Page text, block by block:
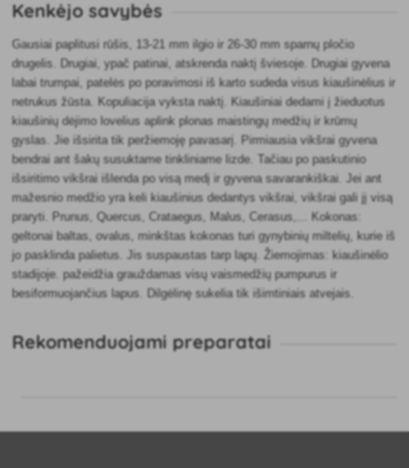
Kenkėjo savybės
Gausiai paplitusi rūšis, 13-21 mm ilgio ir 26-30 mm sparnų pločio
drugelis. Drugiai, ypač patinai, atskrenda naktį šviesoje. Drugiai gyvena
labai trumpai, patelės po poravimosi iš karto sudeda visus kiaušinėlius ir
netrukus žūsta. Kopuliacija vyksta naktį. Kiaušiniai dedami į žieduotus
kiaušinių dėjimo lovelius aplink plonas maistingų medžių ir krūmų
gyslas. Jie išsirita tik peržiemoję pavasarį. Pirmiausia vikšrai gyvena
bendrai ant šakų susuktame tinkliniame lizde. Tačiau po paskutinio
išsiritimo vikšrai išlenda po visą medį ir gyvena savarankiškai. Jei ant
mažesnio medžio yra keli kiaušinius dedantys vikšrai, vikšrai gali jį visą
praryti. Prunus, Quercus, Crataegus, Malus, Cerasus,... Kokonas:
geltonai baltas, ovalus, minkštas kokonas turi gynybinių miltelių, kurie iš
jo pasklinda palietus. Jis suspaustas tarp lapų. Žiemojimas: kiaušinėlio
stadijoje. pažeidžia grauždamas visų vaismedžių pumpurus ir
besiformuojančius lapus. Dilgėlinę sukelia tik išimtiniais atvejais.
Rekomenduojami preparatai